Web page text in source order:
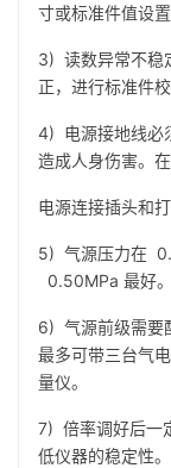
寸或标准件值设置
3) 读数异常不稳
正，进行标准件
4) 电源接地线必
造成人身伤害。
电源连接插头和
5) 气源压力在
0.50MPa 最好
6) 气源前级需要
最多可带三台气
量仪。
7) 倍率调好后一
低仪器的稳定性。